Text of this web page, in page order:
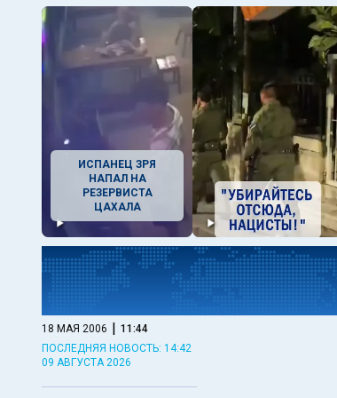
ИСПАНЕЦ ЗРЯ
НАПАЛ НА
РЕЗЕРВИСТА
ЦАХАЛА
18 МАЯ 2006 | 11:44
ПОСЛЕДНЯЯ НОВОСТЬ: 14:42
09 АВГУСТА 2026